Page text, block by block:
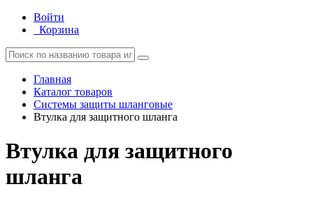
Войти
Корзина
Главная
Каталог товаров
Системы защиты шланговые
Втулка для защитного шланга
Втулка для защитного
шланга